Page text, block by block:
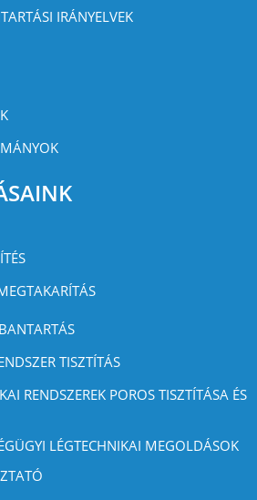
IRÁNYELVEK
TISZTÍTÁS
RENDSZEREK POROS TISZTÍTÁSA ÉS
LÉGTECHNIKAI MEGOLDÁSOK